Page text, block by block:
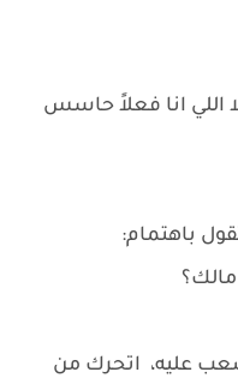
اللي انا فعلاً حاسس
باهتمام:
عليه، اتحرك من